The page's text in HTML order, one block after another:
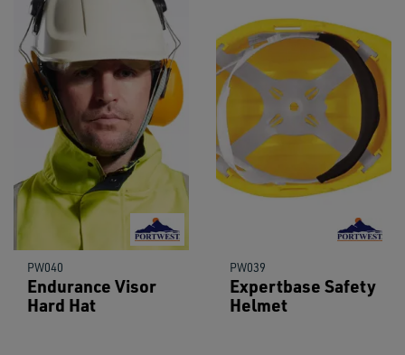
PW040
Endurance Visor
Hard Hat
PW039
Expertbase Safety
Helmet